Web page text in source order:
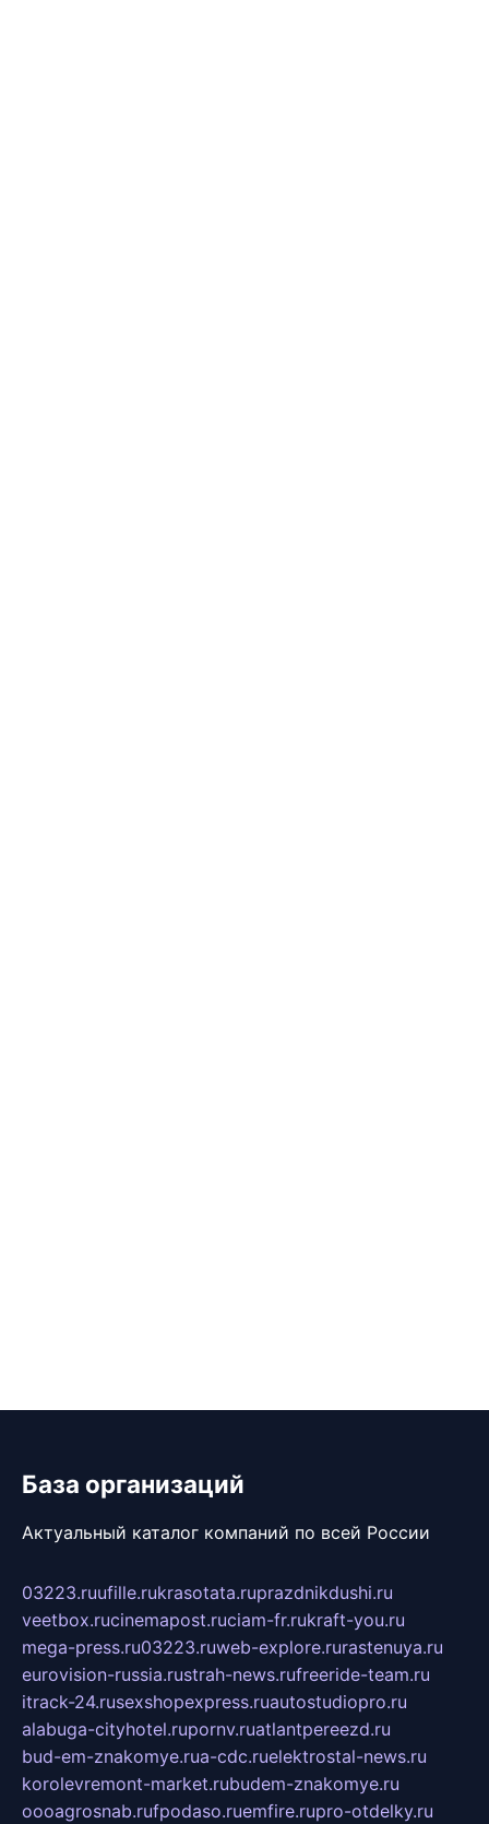
База организаций
Актуальный каталог компаний по всей России
03223.ruufille.rukrasotata.ruprazdnikdushi.ru
veetbox.rucinemapost.ruciam-fr.rukraft-you.ru
mega-press.ru03223.ruweb-explore.rurastenuya.ru
eurovision-russia.rustrah-news.rufreeride-team.ru
itrack-24.rusexshopexpress.ruautostudiopro.ru
alabuga-cityhotel.rupornv.ruatlantpereezd.ru
bud-em-znakomye.rua-cdc.ruelektrostal-news.ru
korolevremont-market.rubudem-znakomye.ru
oooagrosnab.rufpodaso.ruemfire.rupro-otdelky.ru